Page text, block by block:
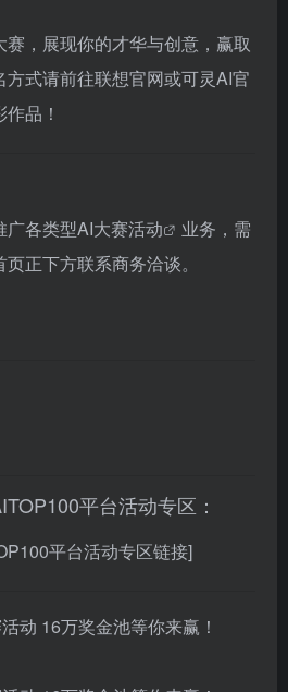
，展现你的才华与创意，赢取
式请前往联想官网或可灵AI官
品！
广各类型AI大赛活动
业务，需
正下方联系商务洽谈。
平台活动专区：
平台活动专区链接]